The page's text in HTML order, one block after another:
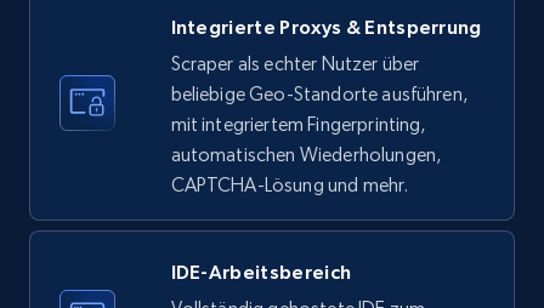
LinkedIn company information
ID, Name, Country code, Locations, Followers,
Employees in linkedin, About, Specialties, and
3.5K+ Gratis testen
Integrierte Proxys & Entsperrung
Scraper als echter Nutzer über
beliebige Geo-Standorte ausführen,
mit integriertem Fingerprinting,
automatischen Wiederholungen,
CAPTCHA-Lösung und mehr.
IDE-Arbeitsbereich